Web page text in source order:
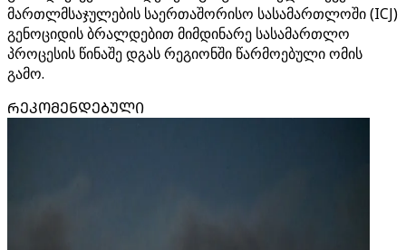
მართლმსაჯულების საერთაშორისო სასამართლოში (ICJ)
გენოციდის ბრალდებით მიმდინარე სასამართლო
პროცესის წინაშე დგას რეგიონში წარმოებული ომის
გამო.
ᲠᲔᲙᲝᲛᲔᲜᲓᲔᲑᲣᲚᲘ